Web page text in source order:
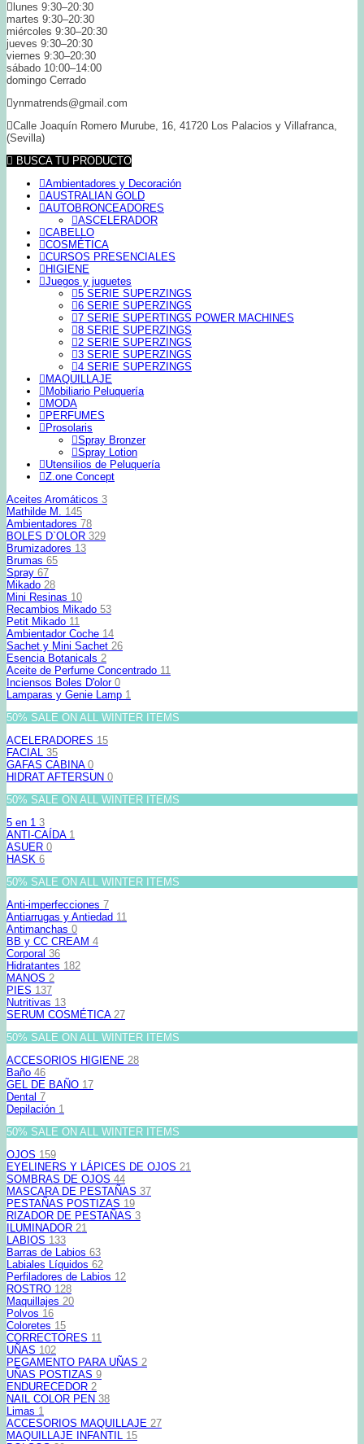
lunes 9:30–20:30
martes 9:30–20:30
miércoles 9:30–20:30
jueves 9:30–20:30
viernes 9:30–20:30
sábado 10:00–14:00
domingo Cerrado
ynmatrends@gmail.com
Calle Joaquín Romero Murube, 16, 41720 Los Palacios y Villafranca,
(Sevilla)
BUSCA TU PRODUCTO
Ambientadores y Decoración
AUSTRALIAN GOLD
AUTOBRONCEADORES
ASCELERADOR
CABELLO
COSMÉTICA
CURSOS PRESENCIALES
HIGIENE
Juegos y juguetes
5 SERIE SUPERZINGS
6 SERIE SUPERZINGS
7 SERIE SUPERTINGS POWER MACHINES
8 SERIE SUPERZINGS
2 SERIE SUPERZINGS
3 SERIE SUPERZINGS
4 SERIE SUPERZINGS
MAQUILLAJE
Mobiliario Peluquería
MODA
PERFUMES
Prosolaris
Spray Bronzer
Spray Lotion
Utensilios de Peluquería
Z.one Concept
Aceites Aromáticos 3
Mathilde M. 145
Ambientadores 78
BOLES D`OLOR 329
Brumizadores 13
Brumas 65
Spray 67
Mikado 28
Mini Resinas 10
Recambios Mikado 53
Petit Mikado 11
Ambientador Coche 14
Sachet y Mini Sachet 26
Esencia Botanicals 2
Aceite de Perfume Concentrado 11
Inciensos Boles D'olor 0
Lamparas y Genie Lamp 1
50% SALE ON ALL WINTER ITEMS
ACELERADORES 15
FACIAL 35
GAFAS CABINA 0
HIDRAT AFTERSUN 0
50% SALE ON ALL WINTER ITEMS
5 en 1 3
ANTI-CAÍDA 1
ASUER 0
HASK 6
50% SALE ON ALL WINTER ITEMS
Anti-imperfecciones 7
Antiarrugas y Antiedad 11
Antimanchas 0
BB y CC CREAM 4
Corporal 36
Hidratantes 182
MANOS 2
PIES 137
Nutritivas 13
SERUM COSMÉTICA 27
50% SALE ON ALL WINTER ITEMS
ACCESORIOS HIGIENE 28
Baño 46
GEL DE BAÑO 17
Dental 7
Depilación 1
50% SALE ON ALL WINTER ITEMS
OJOS 159
EYELINERS Y LÁPICES DE OJOS 21
SOMBRAS DE OJOS 44
MASCARA DE PESTAÑAS 37
PESTAÑAS POSTIZAS 19
RIZADOR DE PESTAÑAS 3
ILUMINADOR 21
LABIOS 133
Barras de Labios 63
Labiales Líquidos 62
Perfiladores de Labios 12
ROSTRO 128
Maquillajes 20
Polvos 16
Coloretes 15
CORRECTORES 11
UÑAS 102
PEGAMENTO PARA UÑAS 2
UÑAS POSTIZAS 9
ENDURECEDOR 2
NAIL COLOR PEN 38
Limas 1
ACCESORIOS MAQUILLAJE 27
MAQUILLAJE INFANTIL 15